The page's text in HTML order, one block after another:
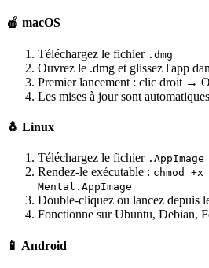
🍎 macOS
Téléchargez le fichier .dmg
Ouvrez le .dmg et glissez l'app
Premier lancement : clic droit →
Les mises à jour sont automatiques
🐧 Linux
Téléchargez le fichier .AppImage
Rendez-le exécutable : chmod
Mental.AppImage
Double-cliquez ou lancez depuis
Fonctionne sur Ubuntu, Debian,
📱 Android